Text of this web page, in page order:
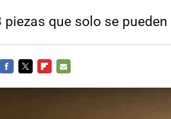
piezas que solo se